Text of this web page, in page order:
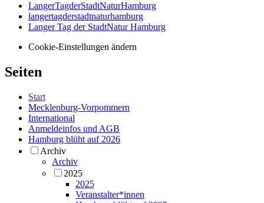
LangerTagderStadtNaturHamburg
langertagderstadtnaturhamburg
Langer Tag der StadtNatur Hamburg
Cookie-Einstellungen ändern
Seiten
Start
Mecklenburg-Vorpommern
International
Anmeldeinfos und AGB
Hamburg blüht auf 2026
Archiv
Archiv
2025
2025
Veranstalter*innen